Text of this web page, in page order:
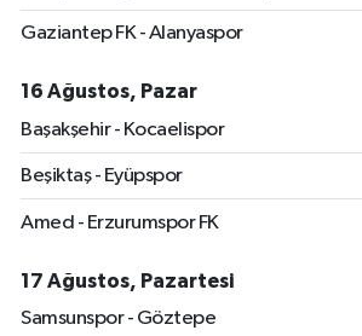
Gaziantep FK - Alanyaspor
16 Ağustos, Pazar
Başakşehir - Kocaelispor
Beşiktaş - Eyüpspor
Amed - Erzurumspor FK
17 Ağustos, Pazartesi
Samsunspor - Göztepe